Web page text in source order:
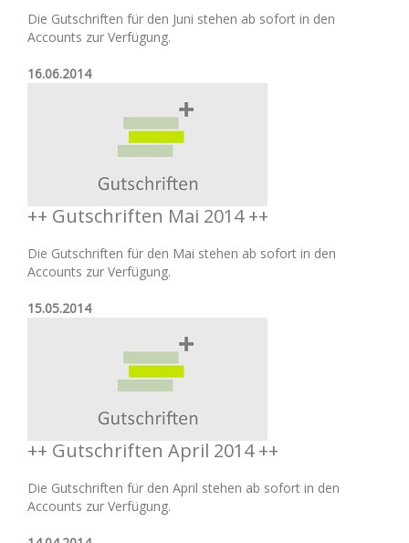
Die Gutschriften für den Juni stehen ab sofort in den
Accounts zur Verfügung.
16.06.2014
++ Gutschriften Mai 2014 ++
Die Gutschriften für den Mai stehen ab sofort in den
Accounts zur Verfügung.
15.05.2014
++ Gutschriften April 2014 ++
Die Gutschriften für den April stehen ab sofort in den
Accounts zur Verfügung.